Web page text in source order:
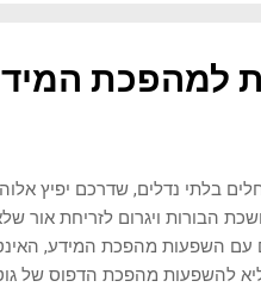
למהפכת
בלתי נדלים, שדרכם יפיץ
הבורות ויגרום לזריחת אור
עם השפעות מהפכת המידע,
להשפעות מהפכת הדפוס של